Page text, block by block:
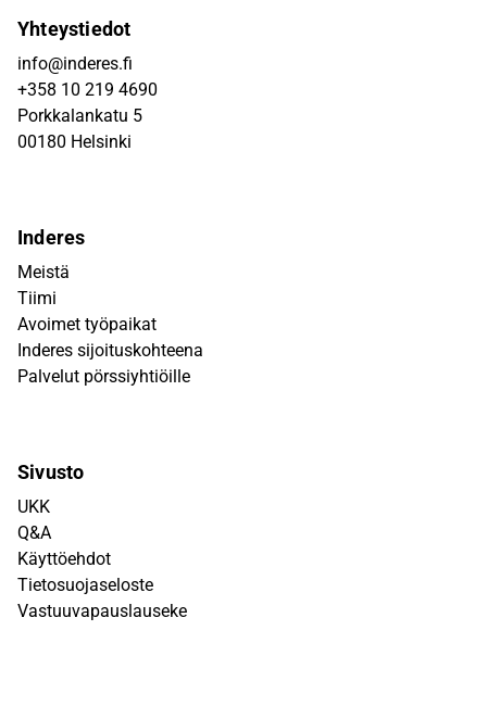
Yhteystiedot
info@inderes.fi
+358 10 219 4690
Porkkalankatu 5
00180 Helsinki
Inderes
Meistä
Tiimi
Avoimet työpaikat
Inderes sijoituskohteena
Palvelut pörssiyhtiöille
Sivusto
UKK
Q&A
Käyttöehdot
Tietosuojaseloste
Vastuuvapauslauseke